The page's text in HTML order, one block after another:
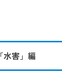
「水害」編